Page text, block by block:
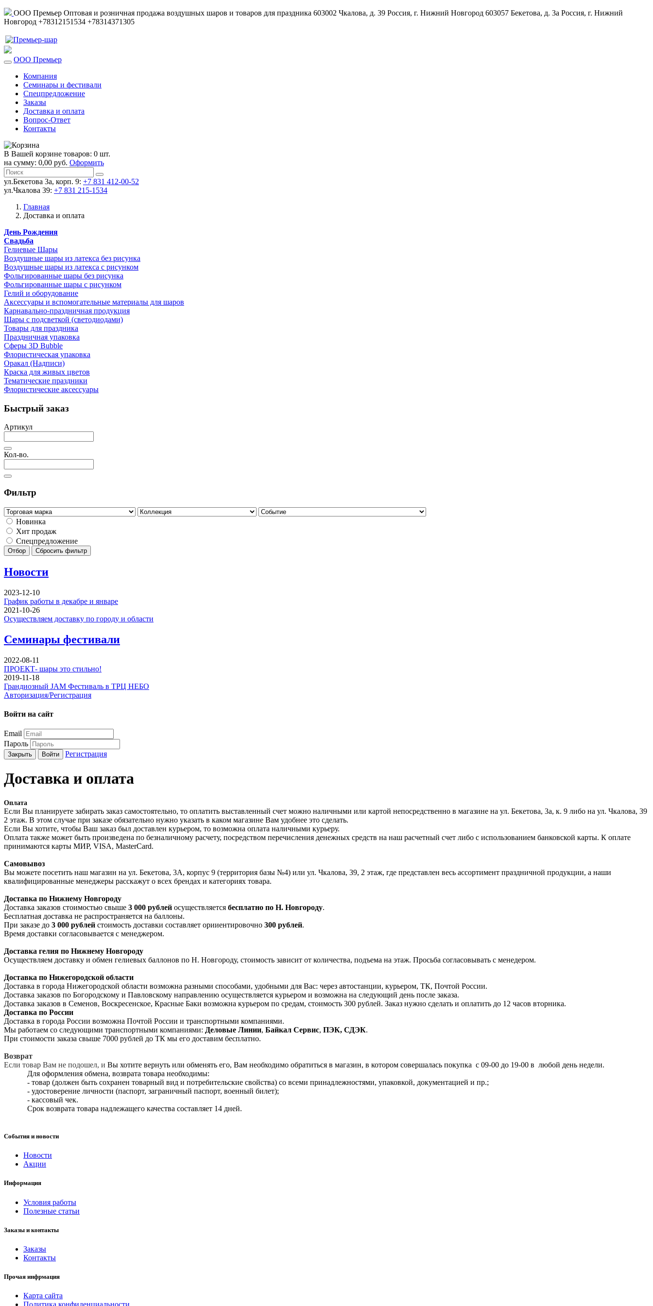
ООО Премьер Оптовая и розничная продажа воздушных шаров и товаров для праздника 603002 Чкалова, д. 39 Россия, г. Нижний Новгород 603057 Бекетова, д. 3а Россия, г. Нижний
Новгород +78312151534 +78314371305
ООО Премьер
Компания
Семинары и фестивали
Спецпредложение
Заказы
Доставка и оплата
Вопрос-Ответ
Контакты
В Вашей корзине товаров: 0 шт.
на сумму: 0,00 руб. Оформить
ул.Бекетова 3а, корп. 9: +7 831 412-00-52
ул.Чкалова 39: +7 831 215-1534
Главная
Доставка и оплата
День Рождения
Свадьба
Гелиевые Шары
Воздушные шары из латекса без рисунка
Воздушные шары из латекса с рисунком
Фольгированные шары без рисунка
Фольгированные шары с рисунком
Гелий и оборудование
Аксессуары и вспомогательные материалы для шаров
Карнавально-праздничная продукция
Шары с подсветкой (светодиодами)
Товары для праздника
Праздничная упаковка
Сферы 3D Bubble
Флористическая упаковка
Оракал (Надписи)
Краска для живых цветов
Тематические праздники
Флористические аксессуары
Быстрый заказ
Артикул
Кол-во.
Фильтр
Новинка
Хит продаж
Спецпредложение
Отбор Сбросить фильтр
Новости
2023-12-10
График работы в декабре и январе
2021-10-26
Осуществляем доставку по городу и области
Семинары фестивали
2022-08-11
ПРОЕКТ- шары это стильно!
2019-11-18
Грандиозный JAM Фестиваль в ТРЦ НЕБО
Авторизация/Регистрация
Войти на сайт
Email
Пароль
Закрыть Войти Регистрация
Доставка и оплата
Оплата
Если Вы планируете забирать заказ самостоятельно, то оплатить выставленный счет можно наличными или картой непосредственно в магазине на ул. Бекетова, 3а, к. 9 либо на ул. Чкалова, 39
2 этаж. В этом случае при заказе обязательно нужно указать в каком магазине Вам удобнее это сделать.
Если Вы хотите, чтобы Ваш заказ был доставлен курьером, то возможна оплата наличными курьеру.
Оплата также может быть произведена по безналичному расчету, посредством перечисления денежных средств на наш расчетный счет либо с использованием банковской карты. К оплате
принимаются карты МИР, VISA, MasterCard.
Cамовывоз
Вы можете посетить наш магазин на ул. Бекетова, 3А, корпус 9 (территория базы №4) или ул. Чкалова, 39, 2 этаж, где представлен весь ассортимент праздничной продукции, а наши
квалифицированные менеджеры расскажут о всех брендах и категориях товара.
Доставка по Нижнему Новгороду
Доставка заказов стоимостью свыше 3 000 рублей осуществляется бесплатно по Н. Новгороду.
Бесплатная доставка не распространяется на баллоны.
При заказе до 3 000 рублей стоимость доставки составляет орииентировочно 300 рублей.
Время доставки согласовывается с менеджером.
Доставка гелия по Нижнему Новгороду
Осуществляем доставку и обмен гелиевых баллонов по Н. Новгороду, стоимость зависит от количества, подъема на этаж. Просьба согласовывать с менедером.
Доставка по Нижегородской области
Доставка в города Нижегородской области возможна разными способами, удобными для Вас: через автостанции, курьером, ТК, Почтой России.
Доставка заказов по Богородскому и Павловскому направлению осуществляется курьером и возможна на следующий день после заказа.
Доставка заказов в Семенов, Воскресенское, Красные Баки возможна курьером по средам, стоимость 300 рублей. Заказ нужно сделать и оплатить до 12 часов вторника.
Доставка по России
Доставка в города России возможна Почтой России и транспортными компаниями.
Мы работаем со следующими транспортными компаниями: Деловые Линии, Байкал Сервис, ПЭК, СДЭК.
При стоимости заказа свыше 7000 рублей до ТК мы его доставим бесплатно.
Возврат
Если товар Вам не подошел, и Вы хотите вернуть или обменять его, Вам необходимо обратиться в магазин, в котором совершалась покупка с 09-00 до 19-00 в любой день недели.
Для оформления обмена, возврата товара необходимы:
- товар (должен быть сохранен товарный вид и потребительские свойства) со всеми принадлежностями, упаковкой, документацией и пр.;
- удостоверение личности (паспорт, заграничный паспорт, военный билет);
- кассовый чек.
Срок возврата товара надлежащего качества составляет 14 дней.
События и новости
Новости
Акции
Информация
Условия работы
Полезные статьи
Заказы и контакты
Заказы
Контакты
Прочая инфрмация
Карта сайта